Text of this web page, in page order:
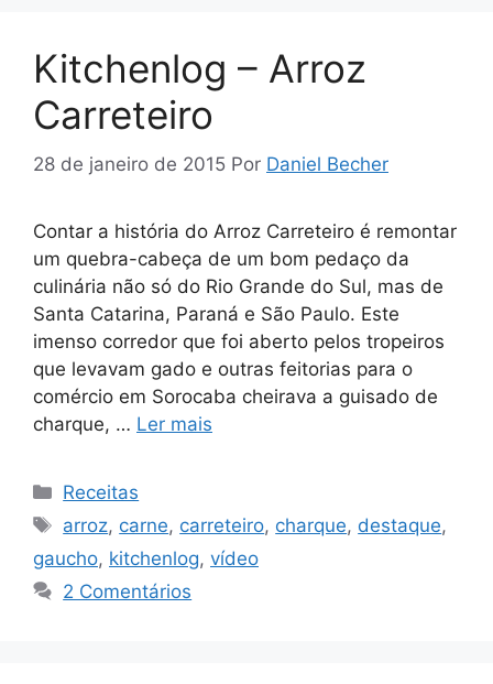
Kitchenlog – Arroz
Carreteiro
28 de janeiro de 2015 Por Daniel Becher
Contar a história do Arroz Carreteiro é remontar
um quebra-cabeça de um bom pedaço da
culinária não só do Rio Grande do Sul, mas de
Santa Catarina, Paraná e São Paulo. Este
imenso corredor que foi aberto pelos tropeiros
que levavam gado e outras feitorias para o
comércio em Sorocaba cheirava a guisado de
charque, … Ler mais
Categorias
Receitas
Tags
arroz, carne, carreteiro, charque, destaque,
gaucho, kitchenlog, vídeo
2 Comentários